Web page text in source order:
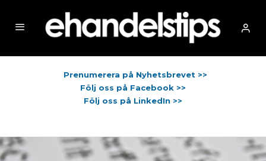
Prenumerera på Nyhetsbrevet >>
Följ oss på Facebook >>
Följ oss på LinkedIn >>